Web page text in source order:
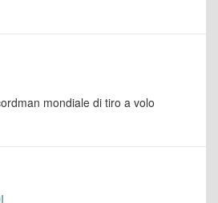
mondiale di tiro a volo